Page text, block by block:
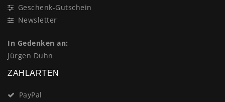
Geschenk-Gutschein
Newsletter
In Gedenken an:
Jürgen Duhn
ZAHLARTEN
PayPal